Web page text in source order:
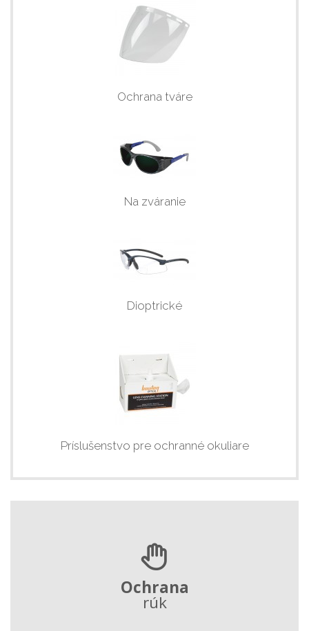
Ochrana tváre
Na zváranie
Dioptrické
Príslušenstvo pre ochranné okuliare
Ochrana
rúk